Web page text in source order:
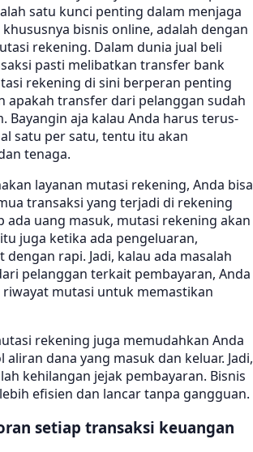
satu kunci penting dalam menjaga
bisnis online, adalah dengan
rekening. Dalam dunia jual beli
pasti melibatkan transfer bank
rekening di sini berperan penting
apakah transfer dari pelanggan sudah
Bayangin aja kalau Anda harus terus-
satu per satu, tentu itu akan
tenaga.
layanan mutasi rekening, Anda bisa
transaksi yang terjadi di rekening
ada uang masuk, mutasi rekening akan
juga ketika ada pengeluaran,
rapi. Jadi, kalau ada masalah
pelanggan terkait pembayaran, Anda
riwayat mutasi untuk memastikan
rekening juga memudahkan Anda
dana yang masuk dan keluar. Jadi,
kehilangan jejak pembayaran. Bisnis
efisien dan lancar tanpa gangguan.
setiap transaksi keuangan